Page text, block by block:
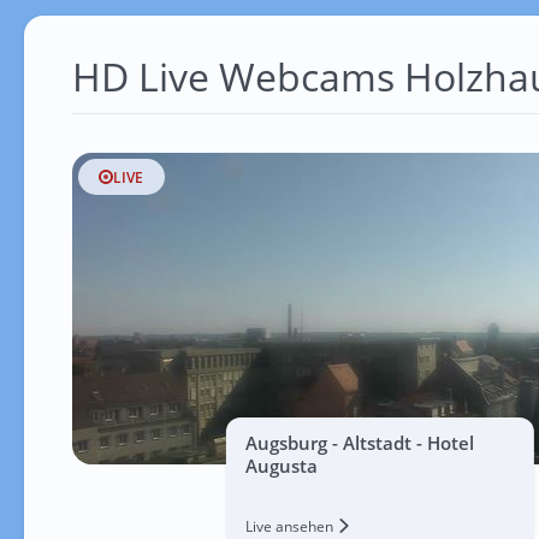
HD Live Webcams
LIVE
Augsburg - Altstadt - Hotel
Augusta
Live ansehen